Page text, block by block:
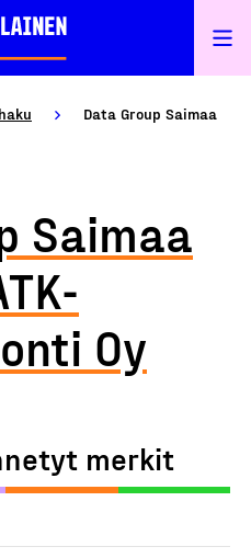
Data Group Saimaa
Saimaa
Oy
merkit